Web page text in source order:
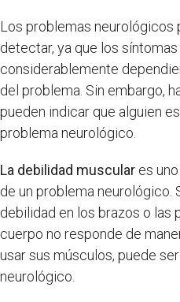
Los problemas neurológicos
detectar, ya que los
considerablemente
del problema. Sin embargo,
pueden indicar que alguien
problema neurológico.
La debilidad muscular es
de un problema neurológico.
debilidad en los brazos o las
cuerpo no responde de
usar sus músculos, puede
neurológico.